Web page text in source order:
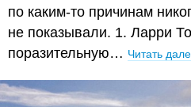
по каким-то причинам
не показывали. 1. Ларри
поразительную… Читать